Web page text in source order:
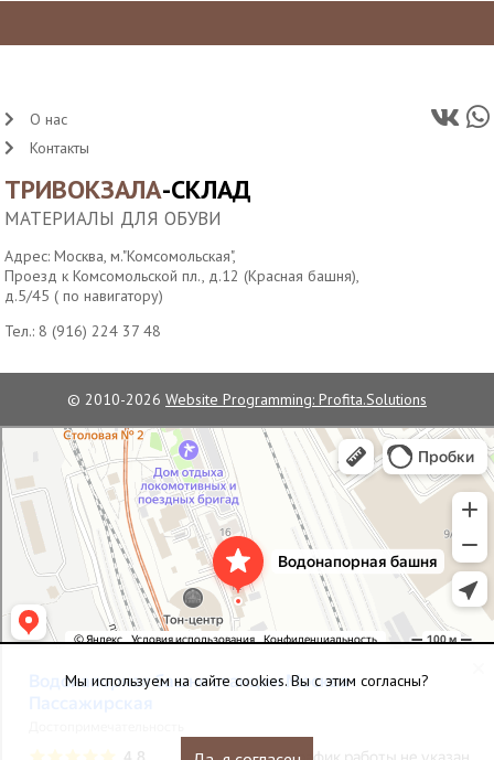
ТРИВОКЗАЛА-СКЛАД
МАТЕРИАЛЫ ДЛЯ ОБУВИ
Адрес: Москва, м."Комсомольская",
Проезд к Комсомольской пл., д.12 (Красная башня),
д.5/45 ( по навигатору)
Тел.: 8 (916) 224 37 48
О нас
Контакты
© 2010-2026 Website Programming: Profita.Solutions
Водонапорная башня станции Москва-Пассажирская
Достопримечательность в Москве
Мы используем на сайте cookies. Вы с этим согласны?